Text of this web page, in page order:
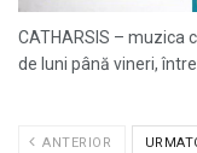
CATHARSIS – muzica
de luni până vineri,
ANTERIOR